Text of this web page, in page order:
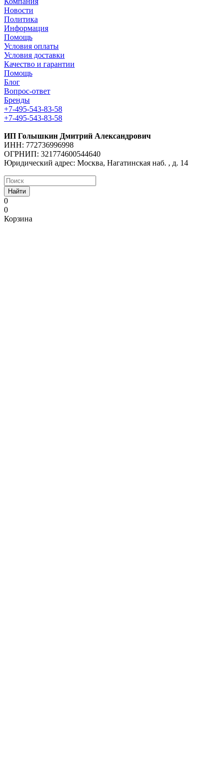
Новости
Политика
Информация
Помощь
Условия оплаты
Условия доставки
Качество и гарантии
Помощь
Блог
Вопрос-ответ
Бренды
+7-495-543-83-58
+7-495-543-83-58
ИП Голышкин Дмитрий Александрович
ИНН: 772736996998
ОГРНИП: 321774600544640
Юридический адрес: Москва, Нагатинская наб. , д. 14
Найти
0
0
Корзина